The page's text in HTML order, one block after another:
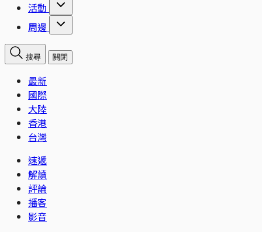
活動
周邊
搜尋 關閉
最新
國際
大陸
香港
台灣
速遞
解讀
評論
播客
影音